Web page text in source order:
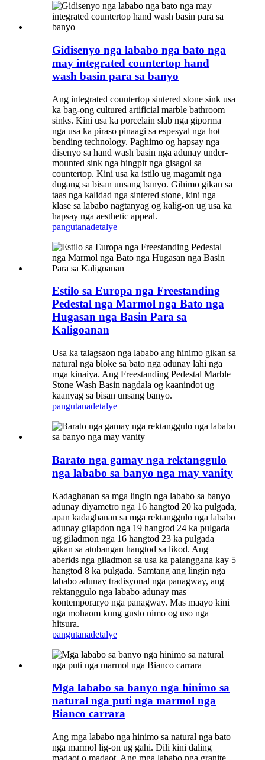
Gidisenyo nga lababo nga bato nga
may integrated countertop hand
wash basin para sa banyo
Ang integrated countertop sintered stone sink usa
ka bag-ong cultured artificial marble bathroom
sinks. Kini usa ka porcelain slab nga giporma
nga usa ka piraso pinaagi sa espesyal nga hot
bending technology. Paghimo og hapsay nga
disenyo sa hand wash basin nga adunay under-
mounted sink nga hingpit nga gisagol sa
countertop. Kini usa ka istilo ug magamit nga
dugang sa bisan unsang banyo. Gihimo gikan sa
taas nga kalidad nga sintered stone, kini nga
klase sa lababo nagtanyag og kalig-on ug usa ka
hapsay nga aesthetic appeal.
pangutanadetalye
Estilo sa Europa nga Freestanding
Pedestal nga Marmol nga Bato nga
Hugasan nga Basin Para sa
Kaligoanan
Usa ka talagsaon nga lababo ang hinimo gikan sa
natural nga bloke sa bato nga adunay lahi nga
mga kinaiya. Ang Freestanding Pedestal Marble
Stone Wash Basin nagdala og kaanindot ug
kaanyag sa bisan unsang banyo.
pangutanadetalye
Barato nga gamay nga rektanggulo
nga lababo sa banyo nga may vanity
Kadaghanan sa mga lingin nga lababo sa banyo
adunay diyametro nga 16 hangtod 20 ka pulgada,
apan kadaghanan sa mga rektanggulo nga lababo
adunay gilapdon nga 19 hangtod 24 ka pulgada
ug giladmon nga 16 hangtod 23 ka pulgada
gikan sa atubangan hangtod sa likod. Ang
aberids nga giladmon sa usa ka palanggana kay 5
hangtod 8 ka pulgada. Samtang ang lingin nga
lababo adunay tradisyonal nga panagway, ang
rektanggulo nga lababo adunay mas
kontemporaryo nga panagway. Mas maayo kini
nga mohaom kung gusto nimo og uso nga
hitsura.
pangutanadetalye
Mga lababo sa banyo nga hinimo sa
natural nga puti nga marmol nga
Bianco carrara
Ang mga lababo nga hinimo sa natural nga bato
nga marmol lig-on ug gahi. Dili kini daling
madaot o madaot. Ang mga lababo nga granite